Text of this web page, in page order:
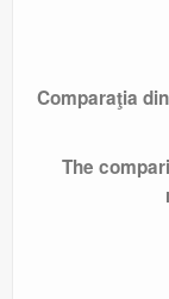
Comparaţia
The